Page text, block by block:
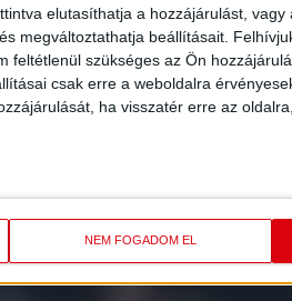
elutasíthatja a hozzájárulást,
megváltoztathatja beállításait.
feltétlenül szükséges az Ön
csak erre a weboldalra
ha visszatér erre az
NEM FOGADOM EL